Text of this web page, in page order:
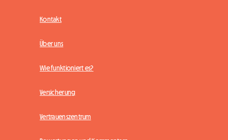
Kontakt
Über uns
Wie funktioniert es?
Versicherung
Vertrauenszentrum